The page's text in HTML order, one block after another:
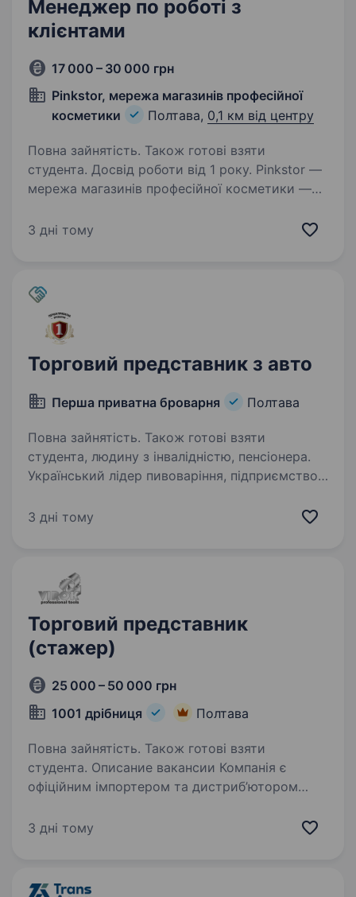
Менеджер по роботі з
клієнтами
17 000 – 30 000 грн
Pinkstor, мережа магазинів професійної
косметики
Полтава, 0,1 км від центру
Повна зайнятість. Також готові взяти
студента. Досвід роботи від 1 року. Pinkstor —
мережа магазинів професійної косметики —
з клієнтами. Ми на ринку з 2007 року
3 дні тому
Торговий представник з авто
Перша приватна броварня Полтава
Повна зайнятість. Також готові взяти
студента, людину з інвалідністю, пенсіонера.
Український лідер пивоваріння, підприємство
запрошує до своєї команди Торгового
тобто вся…
3 дні тому
Торговий представник
(стажер)
25 000 – 50 000 грн
1001 дрібниця
Полтава
Повна зайнятість. Також готові взяти
студента. Описание вакансии Компанія є
офіційним імпортером та дистриб’ютором
товарів та обладнання. У зв’язку
3 дні тому